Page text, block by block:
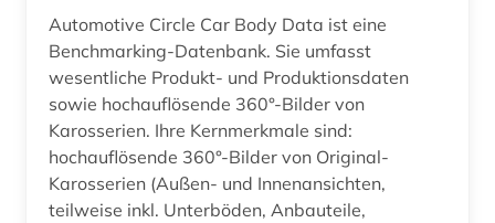
informationstechnologie (2)
informationstheorie (1)
informationswissenschaften (1)
ingenieurswesen (1)
Automotive Circle Car Body Data ist eine
Benchmarking-Datenbank. Sie umfasst
wesentliche Produkt- und Produktionsdaten
sowie hochauflösende 360°-Bilder von
Karosserien. Ihre Kernmerkmale sind:
hochauflösende 360°-Bilder von Original-
Karosserien (Außen- und Innenansichten,
teilweise inkl. Unterböden, Anbauteile,